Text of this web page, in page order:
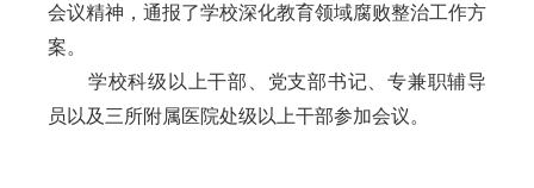
会议精神，通报了学校深化教育领域腐败整治工作方
案。
学校科级以上干部、党支部书记、专兼职辅导
员以及三所附属医院处级以上干部参加会议。